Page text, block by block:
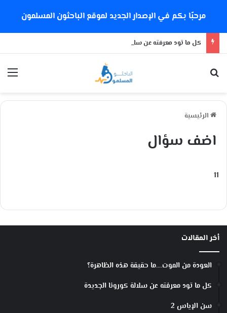
مرحبًا بكم في الإصدار الجديد لموقع الباحثون المسلمون
كل ما تود معرفته عن سلالة كورونا الجديدة
الرئيسية
اضف سؤال
11
أخر المقالات
العودة من الموت….ما حقيقة هذه الظاهرة؟
كل ما تود معرفته عن سلالة كورونا الجديدة
سن الإياس 2